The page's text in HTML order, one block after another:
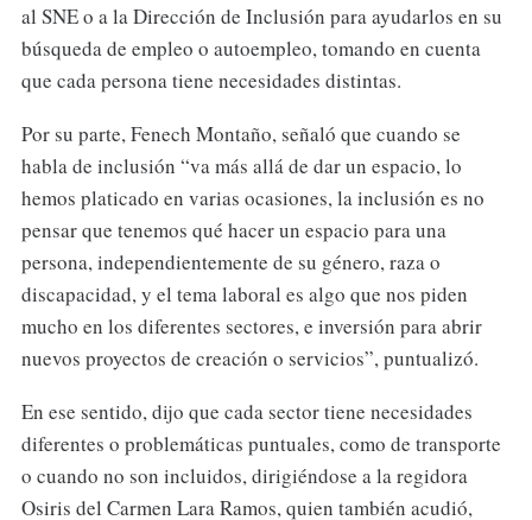
al SNE o a la Dirección de Inclusión para ayudarlos en su
búsqueda de empleo o autoempleo, tomando en cuenta
que cada persona tiene necesidades distintas.
Por su parte, Fenech Montaño, señaló que cuando se
habla de inclusión “va más allá de dar un espacio, lo
hemos platicado en varias ocasiones, la inclusión es no
pensar que tenemos qué hacer un espacio para una
persona, independientemente de su género, raza o
discapacidad, y el tema laboral es algo que nos piden
mucho en los diferentes sectores, e inversión para abrir
nuevos proyectos de creación o servicios”, puntualizó.
En ese sentido, dijo que cada sector tiene necesidades
diferentes o problemáticas puntuales, como de transporte
o cuando no son incluidos, dirigiéndose a la regidora
Osiris del Carmen Lara Ramos, quien también acudió,